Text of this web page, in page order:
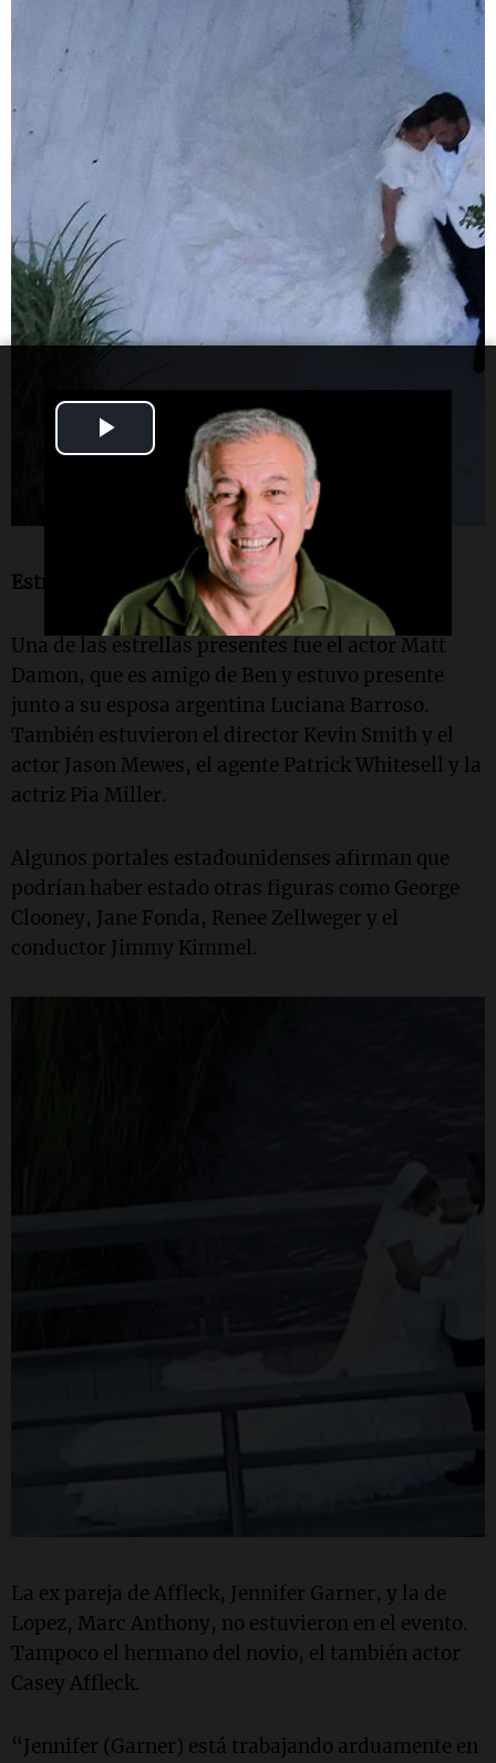
Video
Estrellas invitadas y grandes ausencias
Una de las estrellas presentes fue el actor Matt
Damon, que es amigo de Ben y estuvo presente
junto a su esposa argentina Luciana Barroso.
También estuvieron el director Kevin Smith y el
actor Jason Mewes, el agente Patrick Whitesell y la
actriz Pia Miller.
Algunos portales estadounidenses afirman que
podrían haber estado otras figuras como George
Clooney, Jane Fonda, Renee Zellweger y el
conductor Jimmy Kimmel.
La ex pareja de Affleck, Jennifer Garner, y la de
Lopez, Marc Anthony, no estuvieron en el evento.
Tampoco el hermano del novio, el también actor
Casey Affleck.
“Jennifer (Garner) está trabajando arduamente en